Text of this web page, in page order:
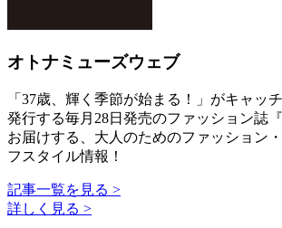
オトナミューズウェブ
「37歳、輝く季節が始まる！」がキャッ
発行する毎月28日発売のファッション誌
お届けする、大人のためのファッション
フスタイル情報！
記事一覧を見る >
詳しく見る >